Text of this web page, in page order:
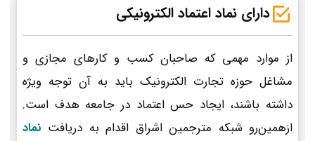
دارای نماد اعتماد الکترونیکی
از موارد مهمی که صاحبان کسب و کارهای مجازی و
مشاغل حوزه تجارت الکترونیک باید به آن توجه ویژه
داشته باشند، ایجاد حس اعتماد در جامعه هدف است.
ازهمین‌رو شبکه مترجمین اشراق اقدام به دریافت نماد